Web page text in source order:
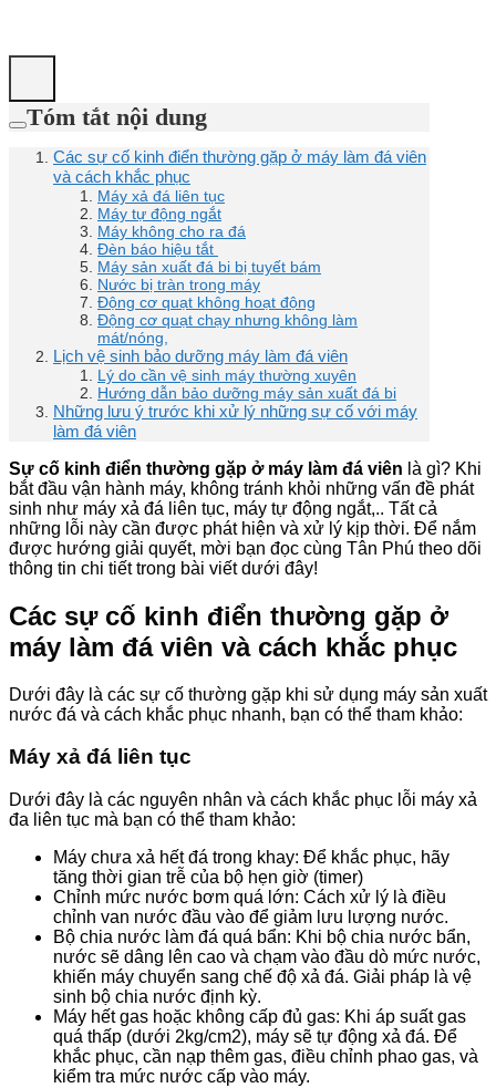
Tóm tắt nội dung
Các sự cố kinh điển thường gặp ở máy làm đá viên
và cách khắc phục
Máy xả đá liên tục
Máy tự động ngắt
Máy không cho ra đá
Đèn báo hiệu tắt
Máy sản xuất đá bi bị tuyết bám
Nước bị tràn trong máy
Động cơ quạt không hoạt động
Động cơ quạt chạy nhưng không làm
mát/nóng,
Lịch vệ sinh bảo dưỡng máy làm đá viên
Lý do cần vệ sinh máy thường xuyên
Hướng dẫn bảo dưỡng máy sản xuất đá bi
Những lưu ý trước khi xử lý những sự cố với máy
làm đá viên
Sự cố kinh điển thường gặp ở máy làm đá viên là gì? Khi
bắt đầu vận hành máy, không tránh khỏi những vấn đề phát
sinh như máy xả đá liên tục, máy tự động ngắt,.. Tất cả
những lỗi này cần được phát hiện và xử lý kịp thời. Để nắm
được hướng giải quyết, mời bạn đọc cùng Tân Phú theo dõi
thông tin chi tiết trong bài viết dưới đây!
Các sự cố kinh điển thường gặp ở
máy làm đá viên và cách khắc phục
Dưới đây là các sự cố thường gặp khi sử dụng máy sản xuất
nước đá và cách khắc phục nhanh, bạn có thể tham khảo:
Máy xả đá liên tục
Dưới đây là các nguyên nhân và cách khắc phục lỗi máy xả
đa liên tục mà bạn có thể tham khảo:
Máy chưa xả hết đá trong khay: Để khắc phục, hãy
tăng thời gian trễ của bộ hẹn giờ (timer)
Chỉnh mức nước bơm quá lớn: Cách xử lý là điều
chỉnh van nước đầu vào để giảm lưu lượng nước.
Bộ chia nước làm đá quá bẩn: Khi bộ chia nước bẩn,
nước sẽ dâng lên cao và chạm vào đầu dò mức nước,
khiến máy chuyển sang chế độ xả đá. Giải pháp là vệ
sinh bộ chia nước định kỳ.
Máy hết gas hoặc không cấp đủ gas: Khi áp suất gas
quá thấp (dưới 2kg/cm2), máy sẽ tự động xả đá. Để
khắc phục, cần nạp thêm gas, điều chỉnh phao gas, và
kiểm tra mức nước cấp vào máy.